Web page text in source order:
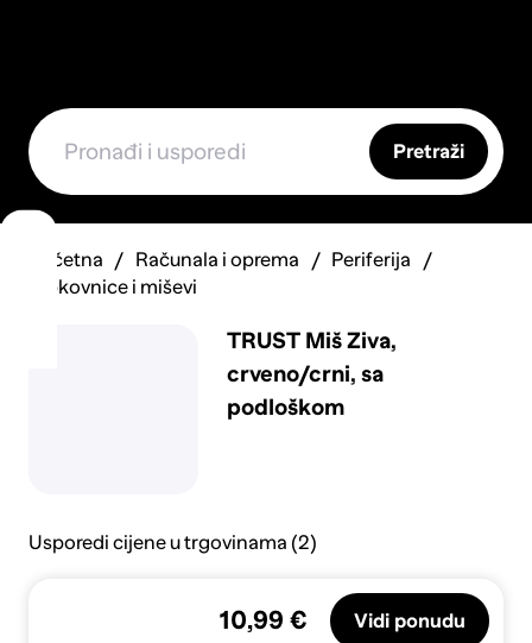
Pretraži
Početna Računala i oprema
Periferija
Tipkovnice i miševi
TRUST Miš Ziva,
crveno/crni, sa
podloškom
Usporedi cijene u trgovinama (2)
10,99 € Vidi ponudu